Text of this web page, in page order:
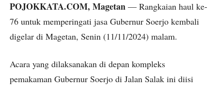
POJOKKATA.COM, Magetan — Rangkaian haul ke-
76 untuk memperingati jasa Gubernur Soerjo kembali
digelar di Magetan, Senin (11/11/2024) malam.
Acara yang dilaksanakan di depan kompleks
pemakaman Gubernur Soerjo di Jalan Salak ini diisi